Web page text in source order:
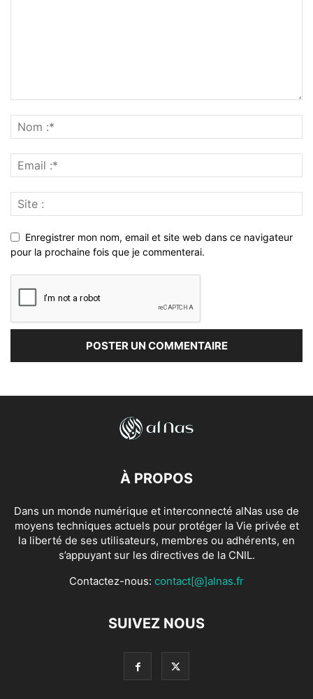
Enregistrer mon nom, email et site web dans ce navigateur
pour la prochaine fois que je commenterai.
À PROPOS
Dans un monde numérique et interconnecté alNas use de
moyens techniques actuels pour protéger la Vie privée et
la liberté de ses utilisateurs, membres ou adhérents, en
s’appuyant sur les directives de la CNIL.
Contactez-nous: contact[@]alnas.fr
SUIVEZ NOUS